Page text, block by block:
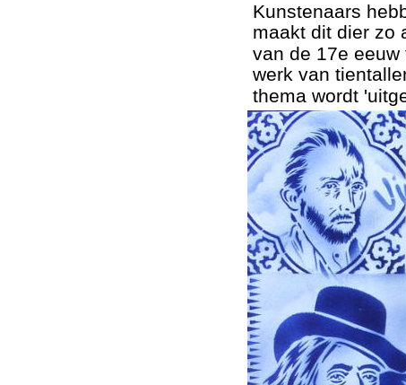
Kunstenaars
maakt dit dier zo
van de 17e
werk van
thema wordt